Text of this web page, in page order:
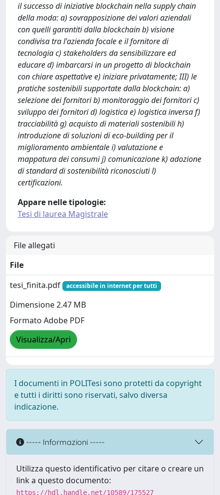
il successo di iniziative blockchain nella supply chain
della moda: a) sovrapposizione dei valori aziendali
con quelli garantiti dalla blockchain b) visione
condivisa tra l'azienda focale e il fornitore di
tecnologia c) stakeholders da sensibilizzare ed
educare d) imbarcarsi in un progetto di blockchain
con chiare aspettative e) iniziare privatamente; III) le
pratiche sostenibili supportate dalla blockchain: a)
selezione dei fornitori b) monitoraggio dei fornitori c)
sviluppo dei fornitori d) logistica e) logistica inversa f)
tracciabilità g) acquisto di materiali sostenibili h)
introduzione di soluzioni di eco-building per il
miglioramento ambientale i) valutazione e
mappatura dei consumi j) comunicazione k) adozione
di standard di sostenibilità riconosciuti l)
certificazioni.
Appare nelle tipologie:
Tesi di laurea Magistrale
File allegati
File
tesi_finita.pdf
accessibile in internet per tutti
Dimensione 2.47 MB
Formato Adobe PDF
Visualizza/Apri
I documenti in POLITesi sono protetti da copyright
e tutti i diritti sono riservati, salvo diversa
indicazione.
----- Informazioni -----
Utilizza questo identificativo per citare o creare un
link a questo documento:
https://hdl.handle.net/10589/175527